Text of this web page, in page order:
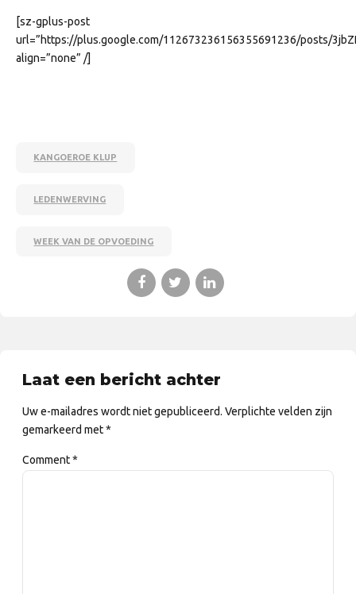
[sz-gplus-post
url=”https://plus.google.com/112673236156355691236/posts/
align=”none” /]
KANGOEROE KLUP
LEDENWERVING
WEEK VAN DE OPVOEDING
Laat een bericht achter
Uw e-mailadres wordt niet gepubliceerd. Verplichte velden zijn
gemarkeerd met *
Comment*